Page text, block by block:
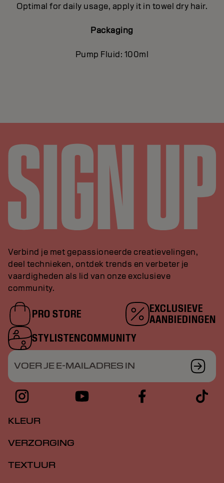
Optimal for daily usage, apply it in towel dry hair.
Packaging
Pump Fluid: 100ml
Verbind je met gepassioneerde creatievelingen,
deel technieken, ontdek trends en verbeter je
vaardigheden als lid van onze exclusieve
community.
PRO STORE
EXCLUSIEVE
AANBIEDINGEN
STYLISTENCOMMUNITY
VOER JE E-MAILADRES IN
KLEUR
VERZORGING
TEXTUUR